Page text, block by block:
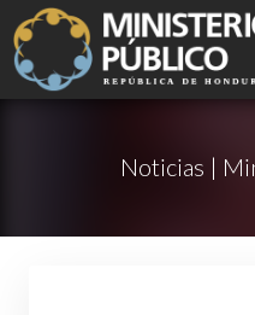
Noticias |